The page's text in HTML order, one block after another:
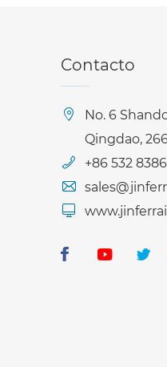
Contacto
No. 6
Qingdao,
+86 532